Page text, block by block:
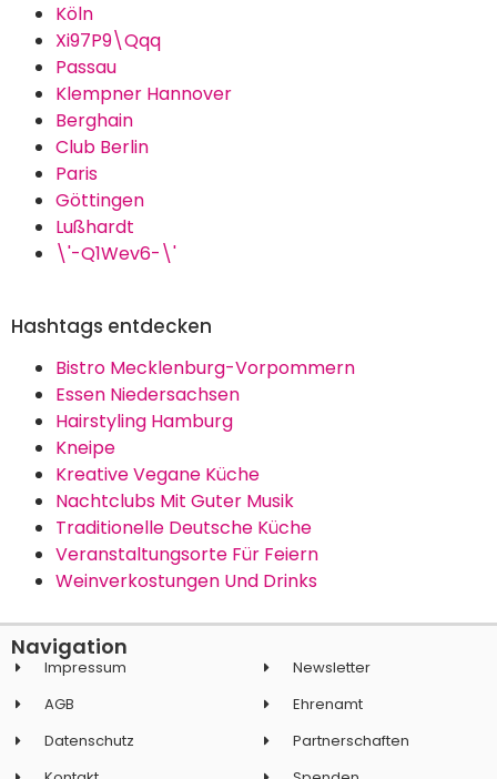
Köln
Xi97P9\Qqq
Passau
Klempner Hannover
Berghain
Club Berlin
Paris
Göttingen
Lußhardt
\'-Q1Wev6-\'
Hashtags entdecken
Bistro Mecklenburg-Vorpommern
Essen Niedersachsen
Hairstyling Hamburg
Kneipe
Kreative Vegane Küche
Nachtclubs Mit Guter Musik
Traditionelle Deutsche Küche
Veranstaltungsorte Für Feiern
Weinverkostungen Und Drinks
Navigation
Impressum
AGB
Datenschutz
Newsletter
Ehrenamt
Partnerschaften